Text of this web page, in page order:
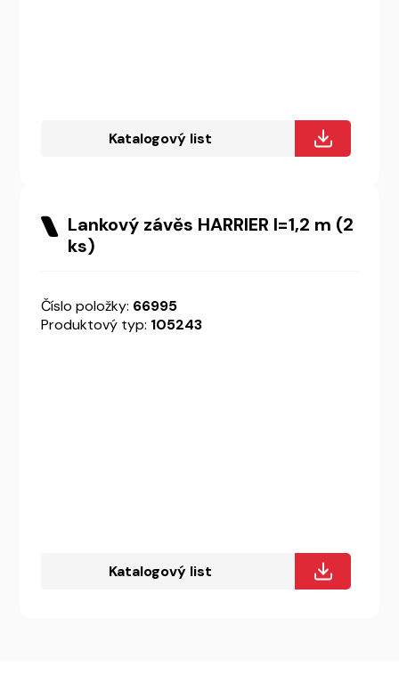
Katalogový list
Lankový závěs HARRIER l=1,2 m (2
ks)
Číslo položky: 66995
Produktový typ: 105243
Katalogový list